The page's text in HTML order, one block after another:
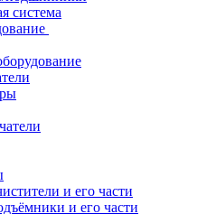
система
и его части
и его части